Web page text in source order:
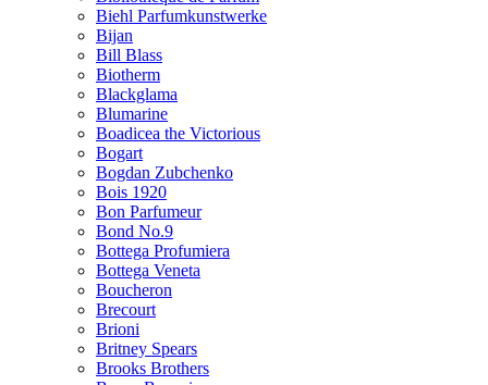
Biehl Parfumkunstwerke
Bijan
Bill Blass
Biotherm
Blackglama
Blumarine
Boadicea the Victorious
Bogart
Bogdan Zubchenko
Bois 1920
Bon Parfumeur
Bond No.9
Bottega Profumiera
Bottega Veneta
Boucheron
Brecourt
Brioni
Britney Spears
Brooks Brothers